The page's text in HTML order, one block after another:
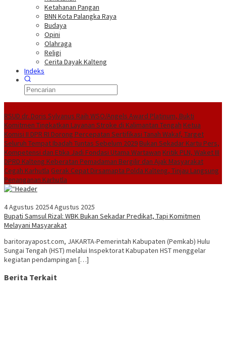
Ketahanan Pangan
BNN Kota Palangka Raya
Budaya
Opini
Olahraga
Religi
Cerita Dayak Kalteng
Indeks
RSUD dr. Doris Sylvanus Raih WSO/Angels Award Platinum, Bukti
Komitmen Tingkatkan Layanan Stroke di Kalimantan Tengah Ketua
Komisi II DPR RI Dorong Percepatan Sertifikasi Tanah Wakaf, Target
Seluruh Tempat Ibadah Tuntas Sebelum 2029Bukan Sekadar Kartu Pers,
Kompetensi dan Etika Jadi Fondasi Utama Wartawan Kritik PLN, Waket III
DPRD Kalteng Keberatan Pemadaman Bergilir dan Ajak Masyarakat
Cegah Karhutla Gerak Cepat Dirsamapta Polda Kalteng, Tinjau Langsung
Penanganan Karhutla
4 Agustus 20254 Agustus 2025
Bupati Samsul Rizal: WBK Bukan Sekadar Predikat, Tapi Komitmen
Melayani Masyarakat
baritorayapost.com, JAKARTA-Pemerintah Kabupaten (Pemkab) Hulu
Sungai Tengah (HST) melalui Inspektorat Kabupaten HST menggelar
kegiatan pendampingan […]
Berita Terkait